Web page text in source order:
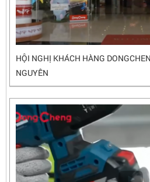
HỘI NGHỊ KHÁCH HÀNG
NGUYÊN